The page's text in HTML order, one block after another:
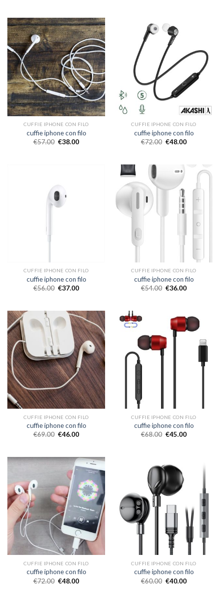
CUFFIE IPHONE CON FILO
cuffie iphone con filo
€57.00 €38.00
CUFFIE IPHONE CON FILO
cuffie iphone con filo
€72.00 €48.00
CUFFIE IPHONE CON FILO
cuffie iphone con filo
€56.00 €37.00
CUFFIE IPHONE CON FILO
cuffie iphone con filo
€54.00 €36.00
CUFFIE IPHONE CON FILO
cuffie iphone con filo
€69.00 €46.00
CUFFIE IPHONE CON FILO
cuffie iphone con filo
€68.00 €45.00
CUFFIE IPHONE CON FILO
cuffie iphone con filo
€72.00 €48.00
CUFFIE IPHONE CON FILO
cuffie iphone con filo
€60.00 €40.00